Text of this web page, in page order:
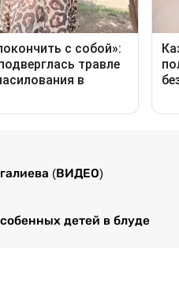
(ВИДЕО)
детей в блуде